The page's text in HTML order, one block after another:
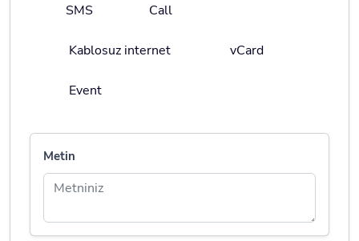
SMS Call
Kablosuz internet vCard
Event
Metin